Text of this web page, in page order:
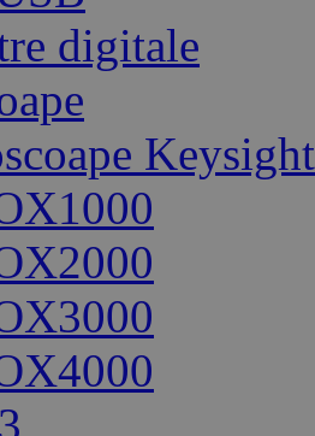
digitale
Keysight